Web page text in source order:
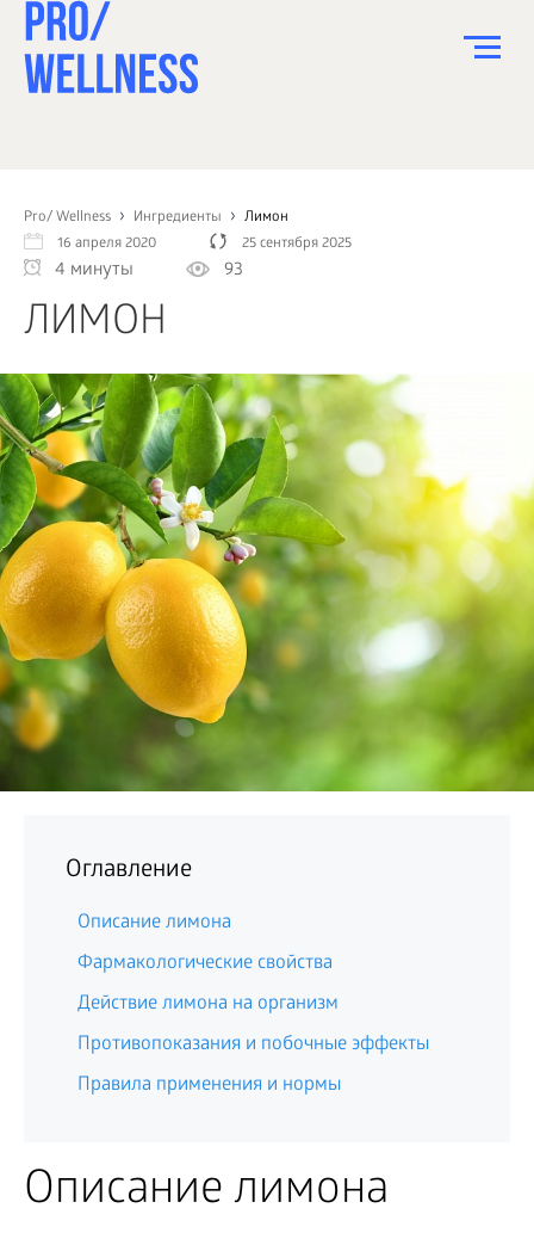
Pro/ Wellness Ингредиенты
Лимон
16 апреля 2020
25 сентября 2025
4 минуты 93
ЛИМОН
Оглавление
Описание лимона
Фармакологические свойства
Действие лимона на организм
Противопоказания и побочные эффекты
Правила применения и нормы
Описание лимона
СПОРТ
ЗДОРОВЬЕ
КРАСОТА
ДЕТИ
ДОМ
КАК?
БИЗНЕС